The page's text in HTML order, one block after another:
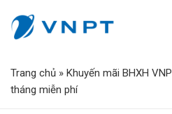
Trang chủ » Khuyến mãi BHXH
tháng miễn phí